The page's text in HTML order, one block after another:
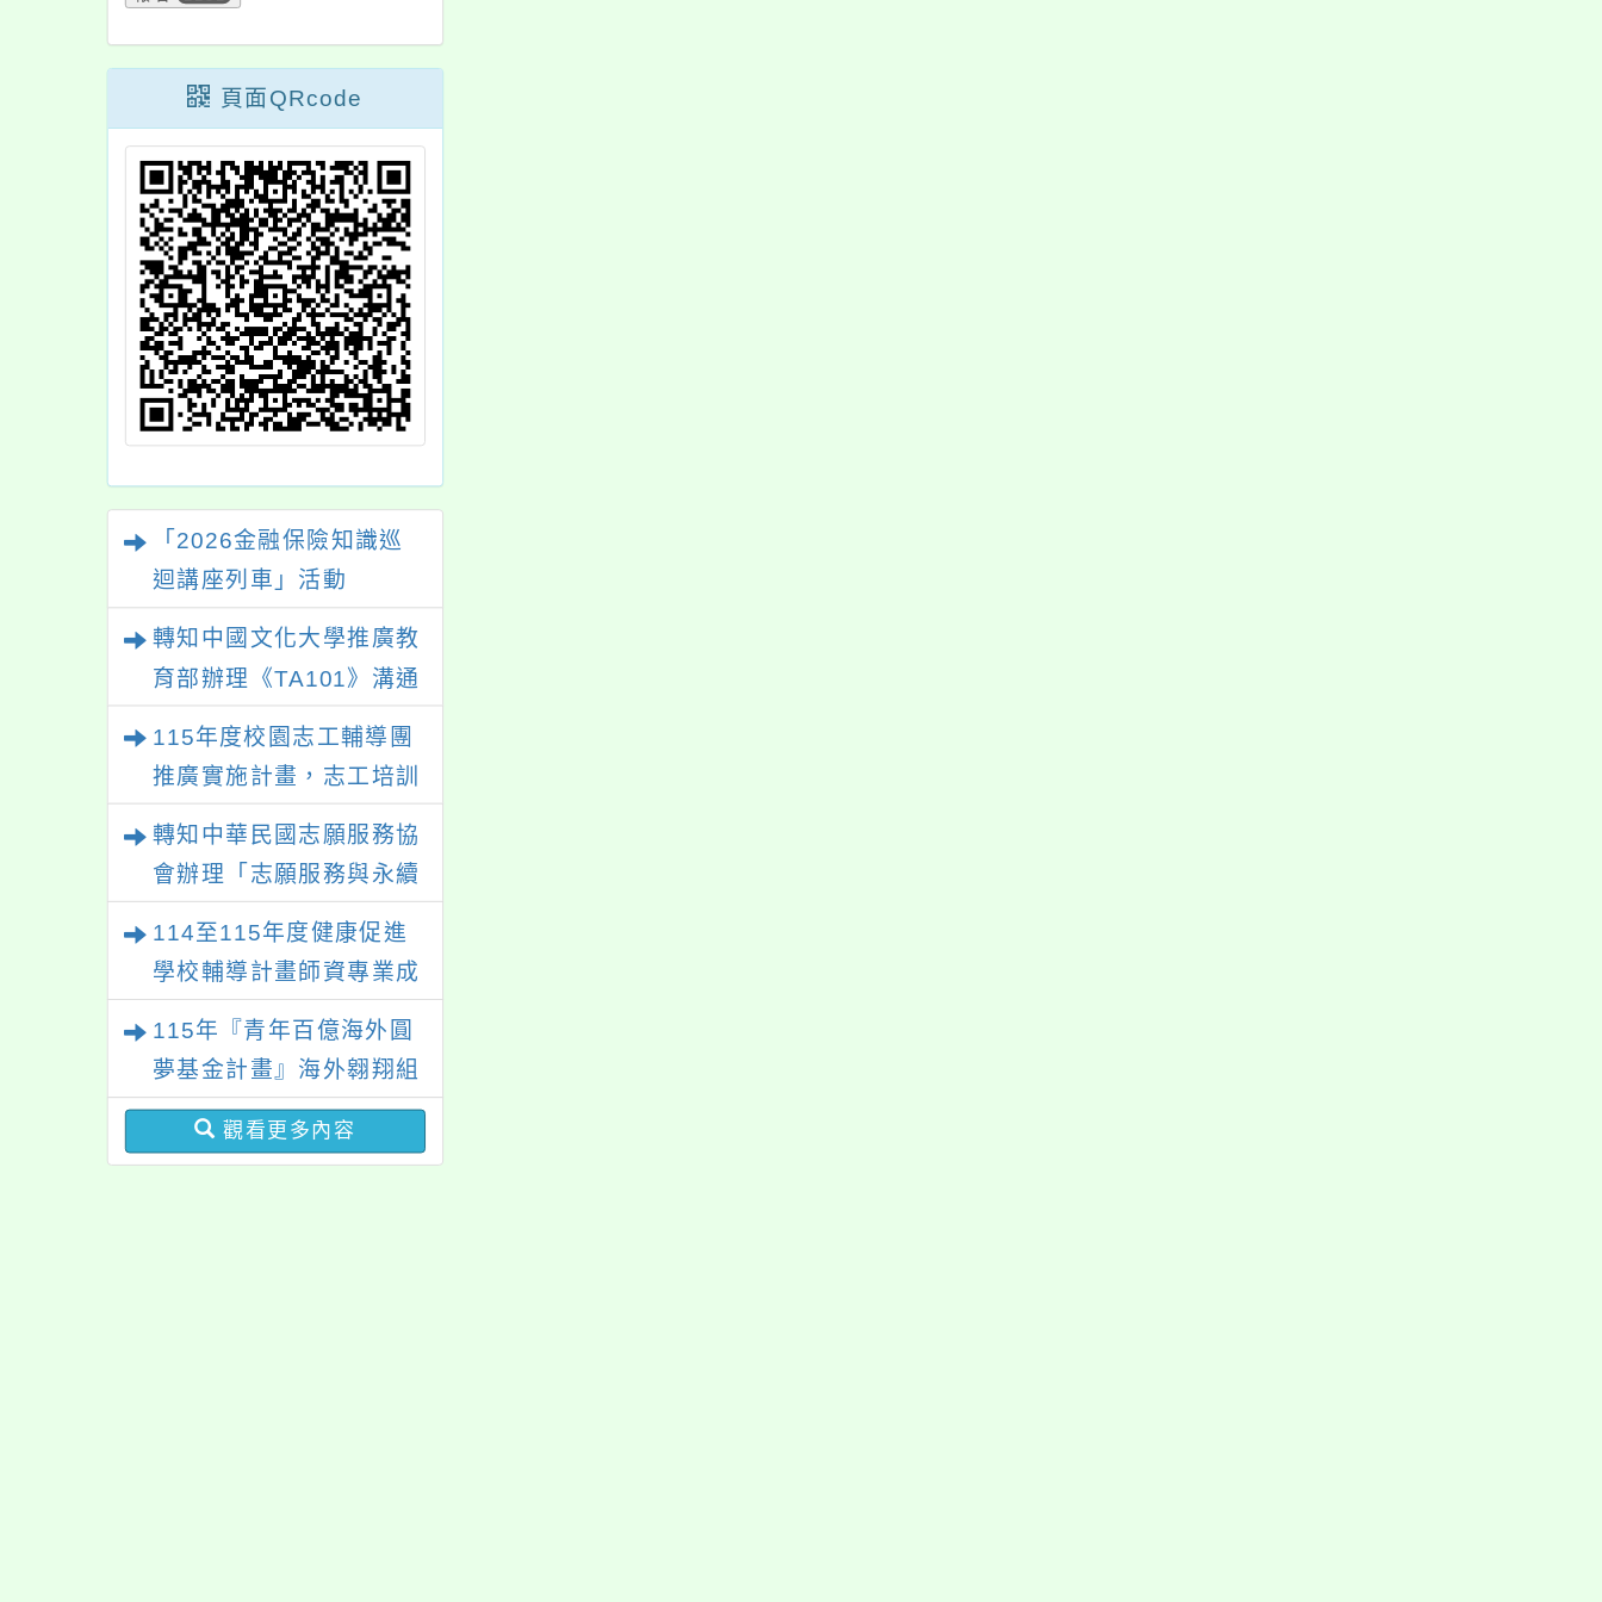
頁面QRcode
「2026金融保險知識巡
迴講座列車」活動
轉知中國文化大學推廣教
育部辦理《TA101》溝通
作等相關系所師生報名參
加。
115年度校園志工輔導團
推廣實施計畫，志工培訓
轉知中華民國志願服務協
會辦理「志願服務與永續
114至115年度健康促進
學校輔導計畫師資專業成
115年『青年百億海外圓
夢基金計畫』海外翱翔組
G-4-6『健康學一下』澳
洲塔斯馬尼亞大學參訪活
觀看更多內容